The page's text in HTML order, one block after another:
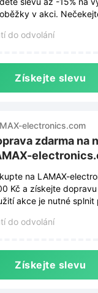
v akci.
do odvolání
Získejte slevu
electronics.com
zdarma na
na LAMAX-
Kč a získejte
akce je nutné splnit
se měnit.
do odvolání
Získejte slevu